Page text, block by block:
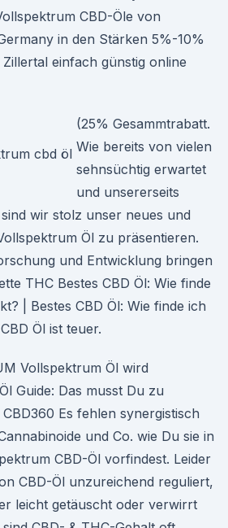
CBD-Öle von
in den Stärken 5%-10%
einfach günstig online
(25% Gesammtrabatt.
Wie bereits von vielen
sehnsüchtig erwartet
und unsererseits
wir stolz unser neues und
Öl zu präsentieren.
und Entwicklung bringen
THC Bestes CBD Öl: Wie finde
| Bestes CBD Öl: Wie finde ich
Öl ist teuer.
Vollspektrum Öl wird
Guide: Das musst Du zu
Es fehlen synergistisch
und Co. wie Du sie in
CBD-Öl vorfindest. Leider
CBD-Öl unzureichend reguliert,
leicht getäuscht oder verwirrt